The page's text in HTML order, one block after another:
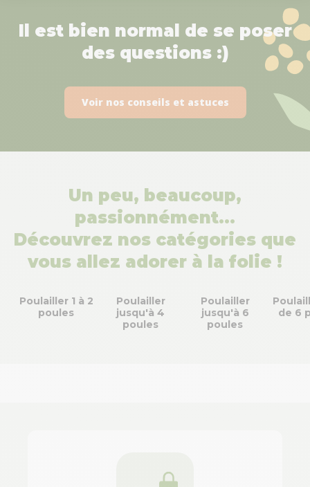
Il est bien normal de se poser
des questions :)
Voir nos conseils et astuces
Un peu, beaucoup,
passionnément…
Découvrez nos catégories que
vous allez adorer à la folie !
Poulailler 1 à 2
poules
Poulailler
jusqu'à 4
poules
Poulailler
jusqu'à 6
poules
de 6